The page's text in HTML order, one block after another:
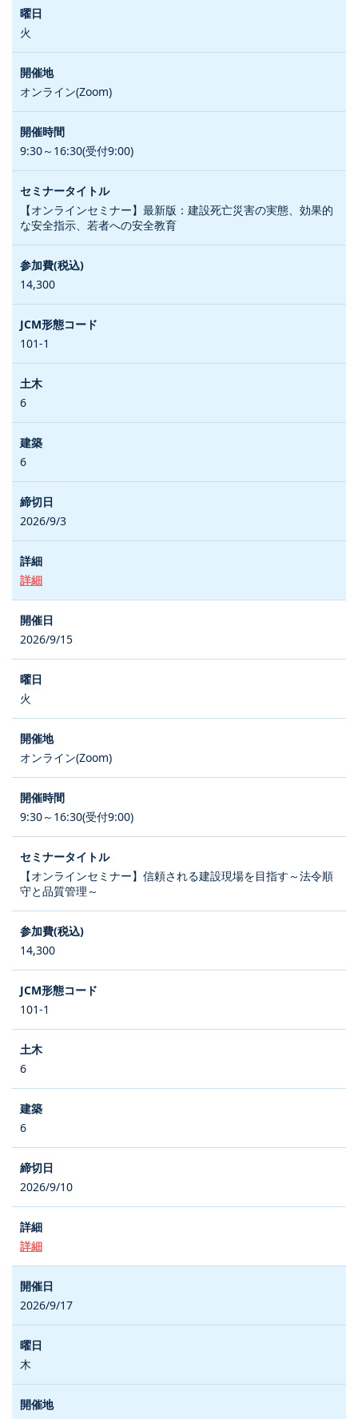
火
オンライン(Zoom)
9:30～16:30(受付9:00)
【オンラインセミナー】最新版：建設死亡災害の実態、効果的
な安全指示、若者への安全教育
14,300
101-1
6
6
2026/9/3
詳細
2026/9/15
火
オンライン(Zoom)
9:30～16:30(受付9:00)
【オンラインセミナー】信頼される建設現場を目指す～法令順
守と品質管理～
14,300
101-1
6
6
2026/9/10
詳細
2026/9/17
木